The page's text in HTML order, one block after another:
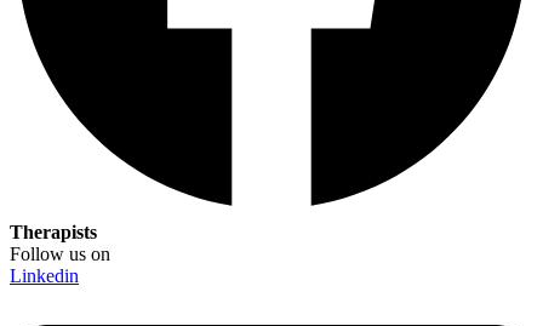
Therapists
Follow us on
Linkedin